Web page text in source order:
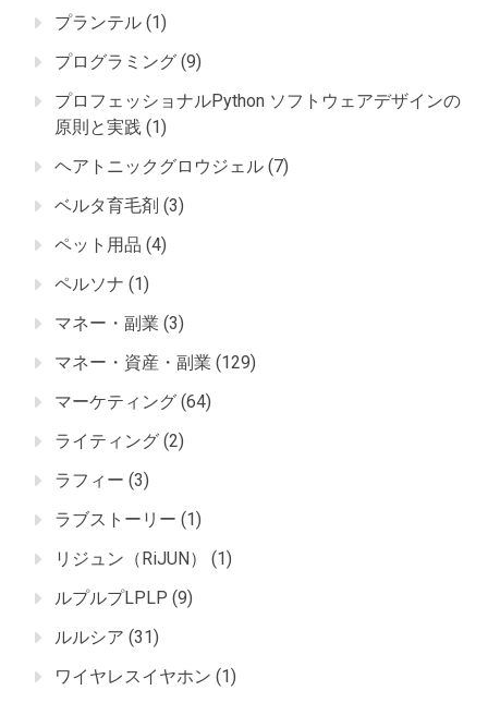
プランテル (1)
プログラミング (9)
プロフェッショナルPython ソフトウェアデザインの
原則と実践 (1)
ヘアトニックグロウジェル (7)
ベルタ育毛剤 (3)
ペット用品 (4)
ペルソナ (1)
マネー・副業 (3)
マネー・資産・副業 (129)
マーケティング (64)
ライティング (2)
ラフィー (3)
ラブストーリー (1)
リジュン（RiJUN）
(1)
ルプルプLPLP (9)
ルルシア (31)
ワイヤレスイヤホン (1)